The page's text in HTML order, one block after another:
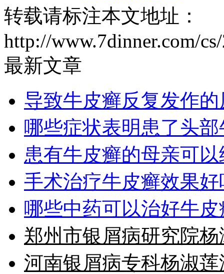
转载请标注本文地址：
http://www.7dinner.com/
最新文章
导致牛皮癣反复发作的
哪些症状表明患了头
患有牛皮癣的母亲可
手术治疗牛皮癣效果好
哪些中药可以治好牛皮
郑州市银屑病研究院
河南银屑病专科杨淑莲